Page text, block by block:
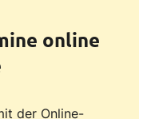
online
der Online-